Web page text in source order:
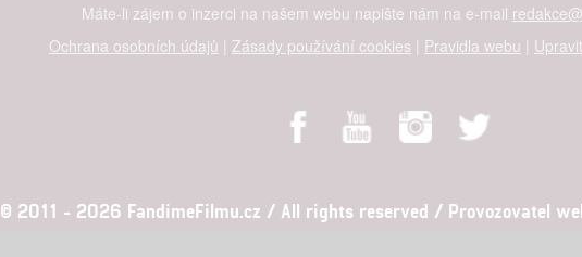
Máte-li zájem o inzerci na našem webu napište nám na e-mail
Ochrana osobních údajů | Zásady používání cookies | Pravidla webu |
© 2011 - 2026 FandimeFilmu.cz / All rights reserved / Provozovatel